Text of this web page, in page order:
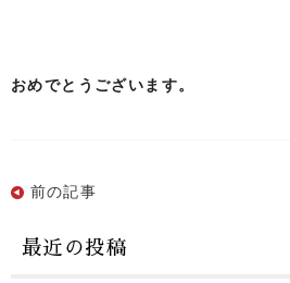
おめでとうございます。
前の記事
最近の投稿